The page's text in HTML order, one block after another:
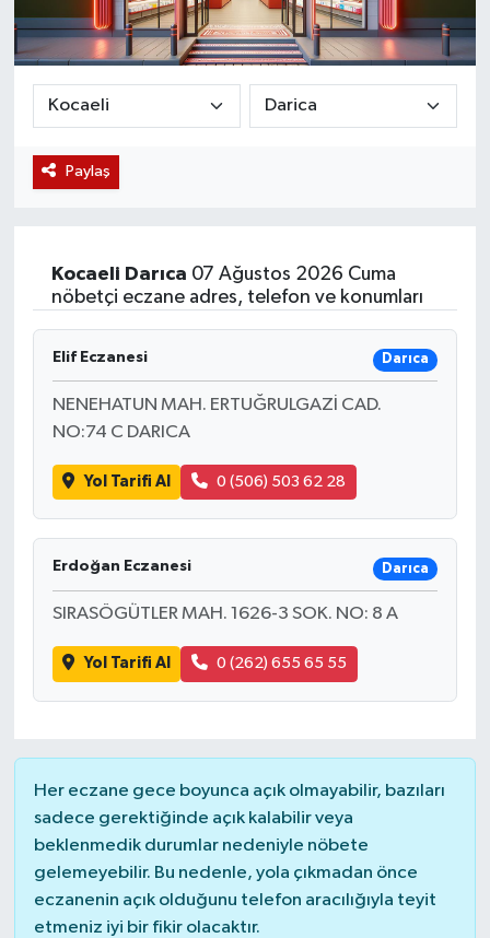
Paylaş
Kocaeli Darıca 07 Ağustos 2026 Cuma
nöbetçi eczane adres, telefon ve konumları
Elif Eczanesi Darıca
NENEHATUN MAH. ERTUĞRULGAZİ CAD.
NO:74 C DARICA
Yol Tarifi Al 0 (506) 503 62 28
Erdoğan Eczanesi Darıca
SIRASÖGÜTLER MAH. 1626-3 SOK. NO: 8 A
Yol Tarifi Al 0 (262) 655 65 55
Her eczane gece boyunca açık olmayabilir, bazıları
sadece gerektiğinde açık kalabilir veya
beklenmedik durumlar nedeniyle nöbete
gelemeyebilir. Bu nedenle, yola çıkmadan önce
eczanenin açık olduğunu telefon aracılığıyla teyit
etmeniz iyi bir fikir olacaktır.
Magazin
Etkinlikler